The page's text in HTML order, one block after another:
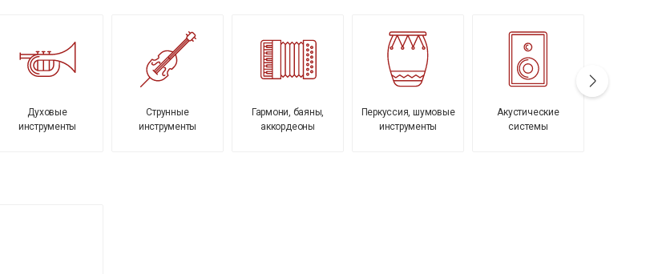
Духовые
инструменты
Струнные
инструменты
Гармони, баяны,
аккордеоны
Перкуссия, шумовые
инструменты
Акустические
системы